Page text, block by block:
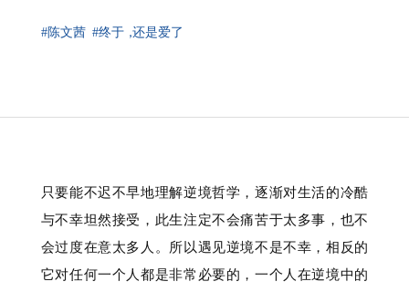
#陈文茜 #终于 ，还是爱了
只要能不迟不早地理解逆境哲学，逐渐对生活的冷酷
与不幸坦然接受，此生注定不会痛苦于太多事，也不
会过度在意太多人。所以遇见逆境不是不幸，相反的
它对任何一个人都是非常必要的，一个人在逆境中的